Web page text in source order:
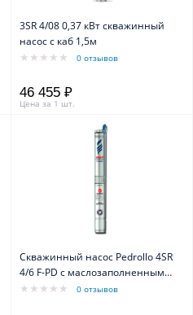
3SR 4/08 0,37 кВт скважинный
насос с каб 1,5м
0 отзывов
46 455 ₽
Цена за 1 шт.
Скважинный насос Pedrollo 4SR
4/6 F-PD с маслозаполненным
двигателем 4PD0 отзывов